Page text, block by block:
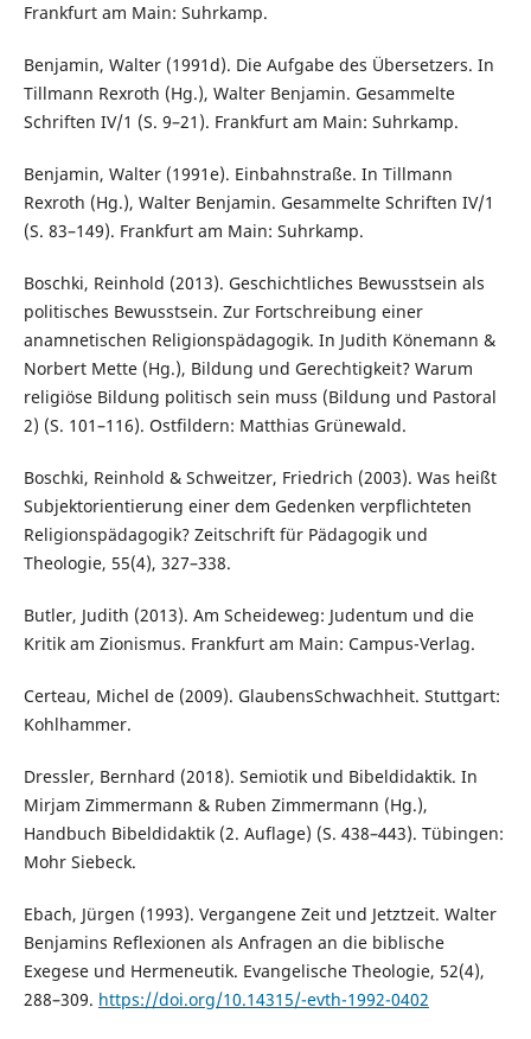
Frankfurt am Main: Suhrkamp.
Benjamin, Walter (1991d). Die Aufgabe des Übersetzers. In
Tillmann Rexroth (Hg.), Walter Benjamin. Gesammelte
Schriften IV/1 (S. 9–21). Frankfurt am Main: Suhrkamp.
Benjamin, Walter (1991e). Einbahnstraße. In Tillmann
Rexroth (Hg.), Walter Benjamin. Gesammelte Schriften IV/1
(S. 83–149). Frankfurt am Main: Suhrkamp.
Boschki, Reinhold (2013). Geschichtliches Bewusstsein als
politisches Bewusstsein. Zur Fortschreibung einer
anamnetischen Religionspädagogik. In Judith Könemann &
Norbert Mette (Hg.), Bildung und Gerechtigkeit? Warum
religiöse Bildung politisch sein muss (Bildung und Pastoral
2) (S. 101–116). Ostfildern: Matthias Grünewald.
Boschki, Reinhold & Schweitzer, Friedrich (2003). Was heißt
Subjektorientierung einer dem Gedenken verpflichteten
Religionspädagogik? Zeitschrift für Pädagogik und
Theologie, 55(4), 327–338.
Butler, Judith (2013). Am Scheideweg: Judentum und die
Kritik am Zionismus. Frankfurt am Main: Campus-Verlag.
Certeau, Michel de (2009). GlaubensSchwachheit. Stuttgart:
Kohlhammer.
Dressler, Bernhard (2018). Semiotik und Bibeldidaktik. In
Mirjam Zimmermann & Ruben Zimmermann (Hg.),
Handbuch Bibeldidaktik (2. Auflage) (S. 438–443). Tübingen:
Mohr Siebeck.
Ebach, Jürgen (1993). Vergangene Zeit und Jetztzeit. Walter
Benjamins Reflexionen als Anfragen an die biblische
Exegese und Hermeneutik. Evangelische Theologie, 52(4),
288–309. https://doi.org/10.14315/-evth-1992-0402